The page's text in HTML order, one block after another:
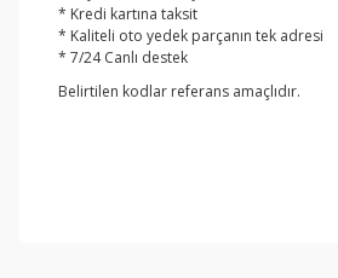
* Kredi kartına taksit
* Kaliteli oto yedek parçanın tek adresi
* 7/24 Canlı destek
Belirtilen kodlar referans amaçlıdır.